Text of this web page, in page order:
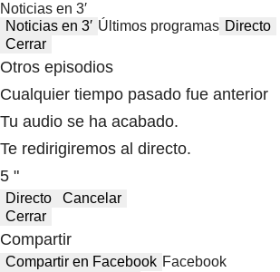
Noticias en 3′
Noticias en 3′ Últimos programas Directo
Cerrar
Otros episodios
Cualquier tiempo pasado fue anterior
Tu audio se ha acabado.
Te redirigiremos al directo.
5 "
Directo
Cancelar
Cerrar
Compartir
Compartir en Facebook Facebook